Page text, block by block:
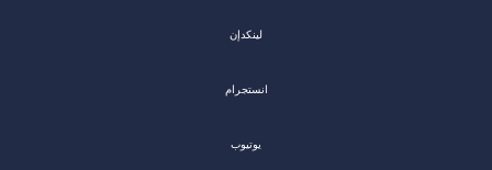
لينكدإن
انستجرام
يوتيوب